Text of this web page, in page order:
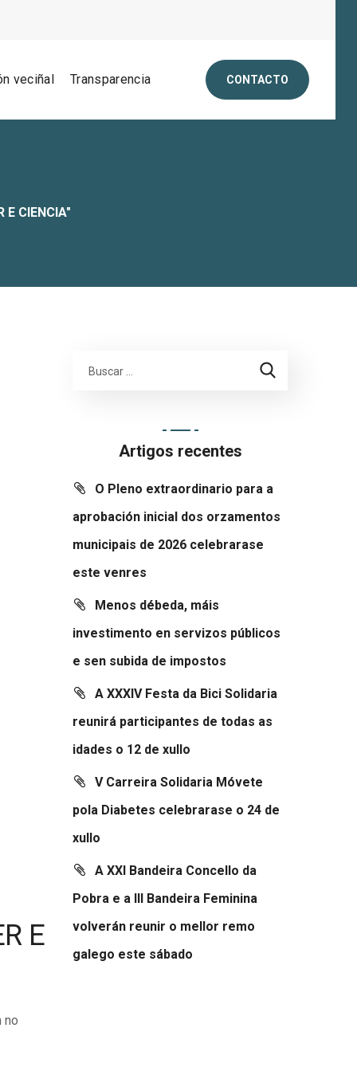
veciñal Transparencia CONTACTO
E CIENCIA"
E
no
Artigos recentes
O Pleno extraordinario para a
aprobación inicial dos orzamentos
municipais de 2026 celebrarase
este venres
Menos débeda, máis
investimento en servizos públicos
e sen subida de impostos
A XXXIV Festa da Bici Solidaria
reunirá participantes de todas as
idades o 12 de xullo
V Carreira Solidaria Móvete
pola Diabetes celebrarase o 24 de
xullo
A XXI Bandeira Concello da
Pobra e a III Bandeira Feminina
volverán reunir o mellor remo
galego este sábado